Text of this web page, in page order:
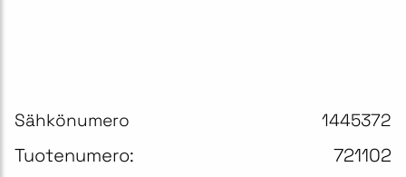
Sähkönumero 1445372
Tuotenumero:
721102